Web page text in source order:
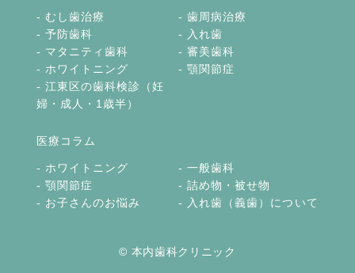
むし歯治療
歯周病治療
予防歯科
入れ歯
マタニティ歯科
審美歯科
ホワイトニング
顎関節症
江東区の歯科検診（妊
婦・成人・1歳半）
医療コラム
ホワイトニング
一般歯科
顎関節症
詰め物・被せ物
お子さんのお悩み
入れ歯（義歯）について
© 本内歯科クリニック